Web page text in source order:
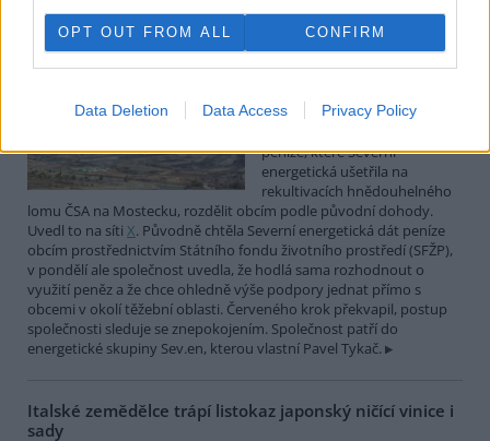
OPT OUT FROM ALL CONFIRM
Data Deletion Data Access Privacy Policy
Červený chce peníze ušetřené za rekultivaci rozdělit
obcím podle původní dohody
5.8.2026 01:29 (ČTK)
Ministr životního prostředí
peníze, které Severní
energetická ušetřila na
rekultivacích hnědouhelného
lomu ČSA na Mostecku, rozdělit obcím podle původní dohody.
Uvedl to na síti X. Původně chtěla Severní energetická dát peníze
obcím prostřednictvím Státního fondu životního prostředí (SFŽP),
v pondělí ale společnost uvedla, že hodlá sama rozhodnout o
využití peněz a že chce ohledně výše podpory jednat přímo s
obcemi v okolí těžební oblasti. Červeného krok překvapil, postup
společnosti sleduje se znepokojením. Společnost patří do
energetické skupiny Sev.en, kterou vlastní Pavel Tykač.
Italské zemědělce trápí listokaz japonský ničící vinice i
sady